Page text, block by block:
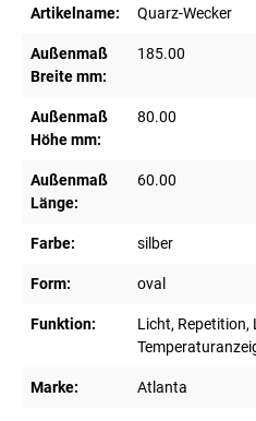
Artikelname: Quarz-Wecker
Außenmaß
Breite mm:
185.00
Außenmaß
Höhe mm:
80.00
Außenmaß
Länge:
60.00
Farbe: silber
Form: oval
Funktion:
Licht,
Marke: Atlanta